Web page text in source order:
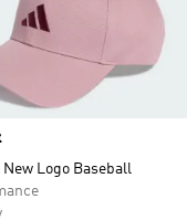
New Logo Baseball